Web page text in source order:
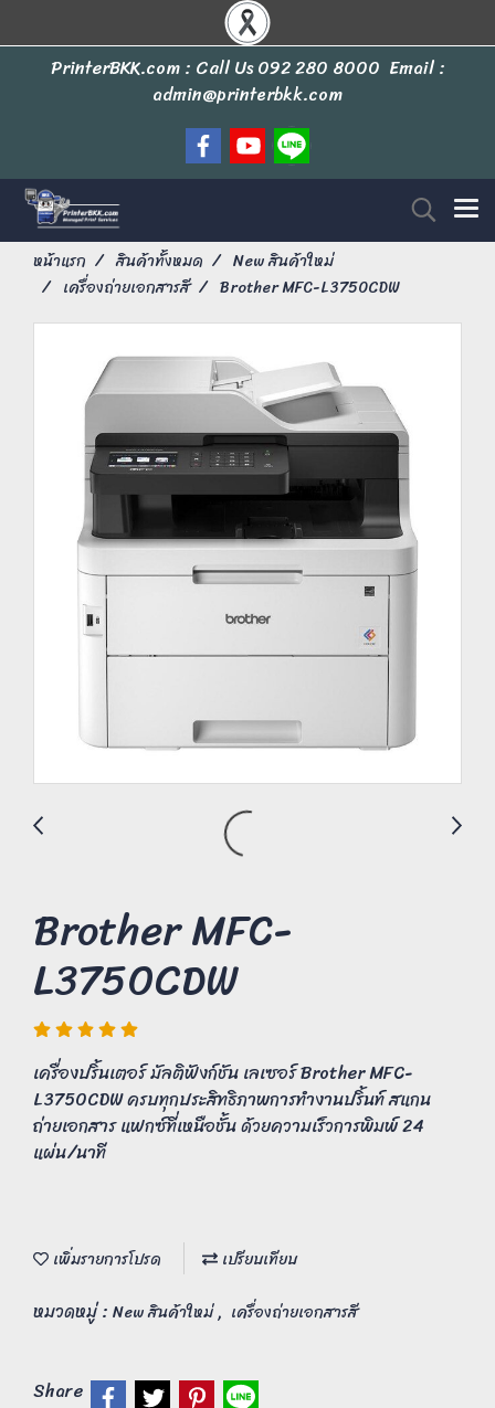
PrinterBKK.com : Call Us092 280 8000 Email :
admin@printerbkk.com
หน้าแรก สินค้าทั้งหมด
New สินค้าใหม่
เครื่องถ่ายเอกสารสี
Brother MFC-L3750CDW
Brother MFC-
L3750CDW
เครื่องปริ้นเตอร์ มัลติฟังก์ชัน เลเซอร์ Brother MFC-
L3750CDW ครบทุกประสิทธิภาพการทำงานปริ้นท์ สแกน
ถ่ายเอกสาร แฟกซ์ที่เหนือชั้น ด้วยความเร็วการพิมพ์ 24
แผ่น/นาที
เพิ่มรายการโปรด เปรียบเทียบ
หมวดหมู่ : New สินค้าใหม่, เครื่องถ่ายเอกสารสี
Share